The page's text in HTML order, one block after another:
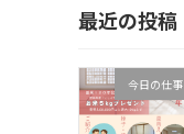
最近の投稿
今日の仕事